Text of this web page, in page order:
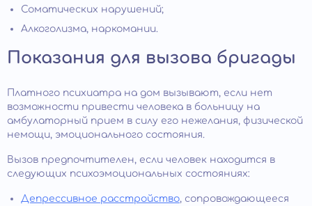
Соматических нарушений;
Алкоголизма, наркомании.
Показания для вызова бригады
Платного психиатра на дом вызывают, если нет
возможности привести человека в больницу на
амбулаторный прием в силу его нежелания, физической
немощи, эмоционального состояния.
Вызов предпочтителен, если человек находится в
следующих психоэмоциональных состояниях:
Депрессивное расстройство, сопровождающееся